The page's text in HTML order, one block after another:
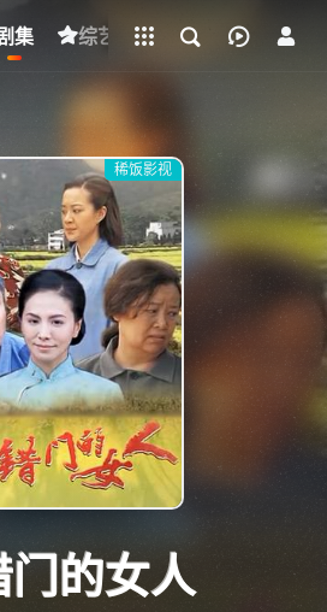
集 综艺 动漫 短剧
客户端
稀饭影视
门的女人